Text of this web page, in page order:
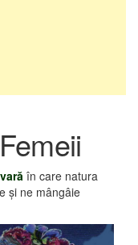
în care natura
şi ne mângâie